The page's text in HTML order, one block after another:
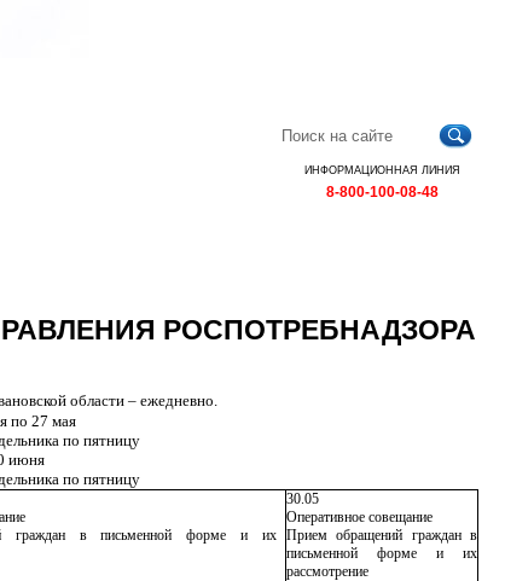
сайта
RSS
ИНФОРМАЦИОННАЯ ЛИНИЯ
8-800-100-08-48
РОСПОТРЕБНАДЗОРА
области – ежедневно.
по 27 мая
по пятницу
июня
по пятницу
граждан в письменной форме и их
30.05
Оперативное совещание
Прием обращений граждан в
письменной форме и их
рассмотрение